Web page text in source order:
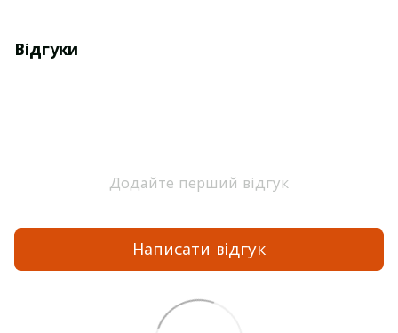
Відгуки
Додайте перший відгук
Написати відгук